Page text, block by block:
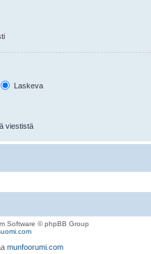
Laskeva
viestistä
Software © phpBB Group
munfoorumi.com